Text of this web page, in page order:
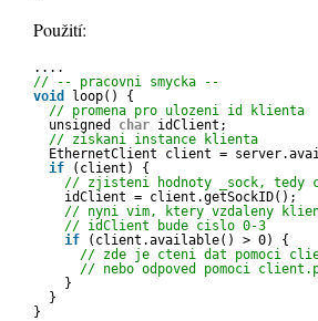
Použití:
....
// -- pracovni smycka --
void
loop() {
// promena pro ulozeni id klienta
unsigned char idClient;
// ziskani instance klienta
EthernetClient client =
if
(client) {
// zjisteni hodnoty _sock, tedy
idClient = client.getSockID();
// nyni vim, ktery vzdaleny
// idClient bude cislo 0-3
if
(client.available() > 0) {
// zde je cteni dat pomoci
// nebo odpoved pomoci
}
}
}